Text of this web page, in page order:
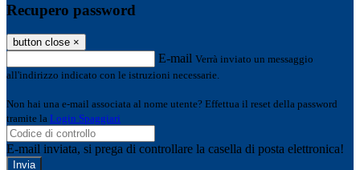
Recupero password
button close ×
E-mail Verrà inviato un messaggio
all'indirizzo indicato con le istruzioni necessarie.
Non hai una e-mail associata al nome utente? Effettua il reset della password
tramite la Login Spaggiari
E-mail inviata, si prega di controllare la casella di posta elettronica!